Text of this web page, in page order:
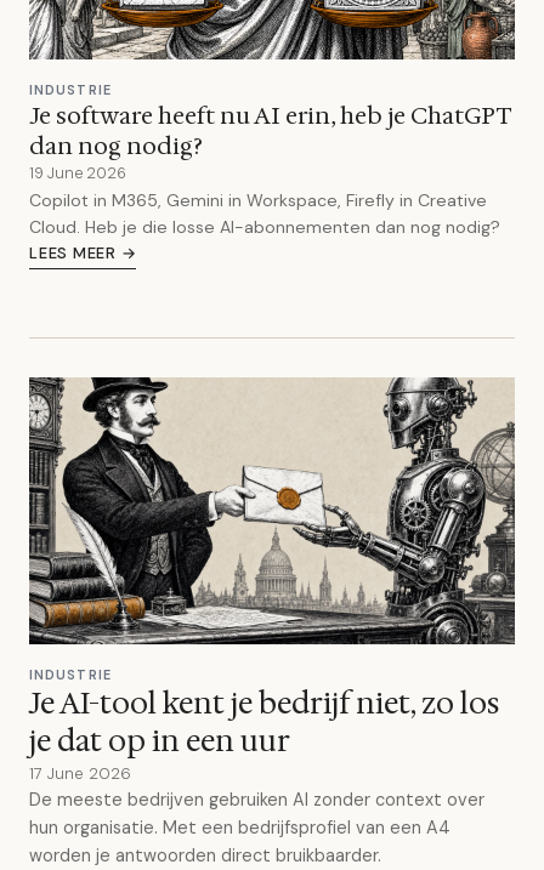
INDUSTRIE
Je software heeft nu AI erin, heb je ChatGPT
dan nog nodig?
19 June 2026
Copilot in M365, Gemini in Workspace, Firefly in Creative
Cloud. Heb je die losse AI-abonnementen dan nog nodig?
LEES MEER →
INDUSTRIE
Je AI-tool kent je bedrijf niet, zo los
je dat op in een uur
17 June 2026
De meeste bedrijven gebruiken AI zonder context over
hun organisatie. Met een bedrijfsprofiel van een A4
worden je antwoorden direct bruikbaarder.